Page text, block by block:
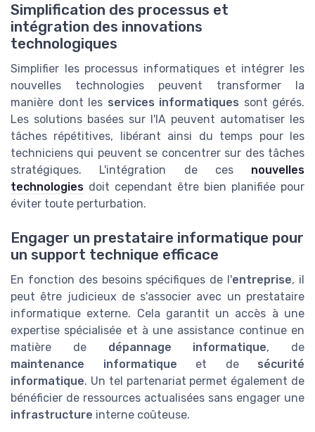
Simplification des processus et
intégration des innovations
technologiques
Simplifier les processus informatiques et intégrer les
nouvelles technologies peuvent transformer la
manière dont les services informatiques sont gérés.
Les solutions basées sur l'IA peuvent automatiser les
tâches répétitives, libérant ainsi du temps pour les
techniciens qui peuvent se concentrer sur des tâches
stratégiques. L'intégration de ces nouvelles
technologies doit cependant être bien planifiée pour
éviter toute perturbation.
Engager un prestataire informatique pour
un support technique efficace
En fonction des besoins spécifiques de l'entreprise, il
peut être judicieux de s'associer avec un prestataire
informatique externe. Cela garantit un accès à une
expertise spécialisée et à une assistance continue en
matière de dépannage informatique, de
maintenance informatique et de sécurité
informatique. Un tel partenariat permet également de
bénéficier de ressources actualisées sans engager une
infrastructure interne coûteuse.